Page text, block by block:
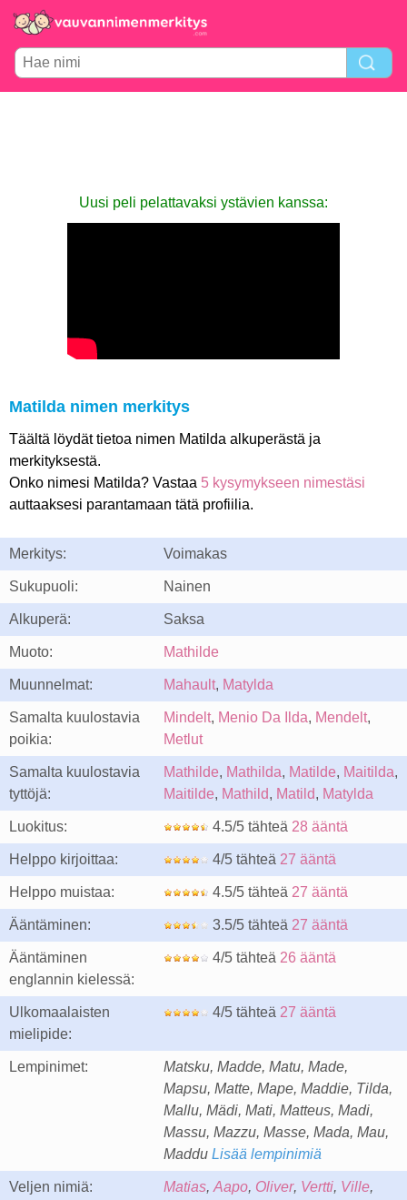
Uusi peli pelattavaksi ystävien kanssa:
Matilda nimen merkitys
Täältä löydät tietoa nimen Matilda alkuperästä ja
merkityksestä.
Onko nimesi Matilda? Vastaa 5 kysymykseen nimestäsi
auttaaksesi parantamaan tätä profiilia.
Merkitys: Voimakas
Sukupuoli: Nainen
Alkuperä: Saksa
Muoto: Mathilde
Muunnelmat: Mahault, Matylda
Samalta kuulostavia
poikia:
Mindelt, Menio Da Ilda, Mendelt,
Metlut
Samalta kuulostavia
tyttöjä:
Mathilde, Mathilda, Matilde, Maitilda,
Maitilde, Mathild, Matild, Matylda
Luokitus: 4.5/5 tähteä 28 ääntä
Helppo kirjoittaa: 4/5 tähteä 27 ääntä
Helppo muistaa: 4.5/5 tähteä 27 ääntä
Ääntäminen: 3.5/5 tähteä 27 ääntä
Ääntäminen
englannin kielessä:
4/5 tähteä 26 ääntä
Ulkomaalaisten
mielipide:
4/5 tähteä 27 ääntä
Lempinimet:
Matsku, Madde, Matu, Made,
Mapsu, Matte, Mape, Maddie, Tilda,
Mallu, Mädi, Mati, Matteus, Madi,
Massu, Mazzu, Masse, Mada, Mau,
Maddu Lisää lempinimiä
Veljen nimiä: Matias, Aapo, Oliver, Vertti, Ville,